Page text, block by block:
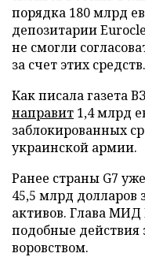
порядка 180 млрд
депозитарии
не смогли
за счет этих средств.
Как писала газета
направит 1,4 млрд
заблокированных
украинской армии.
Ранее страны G7 уже
45,5 млрд долларов
активов. Глава МИД
подобные действия
воровством.